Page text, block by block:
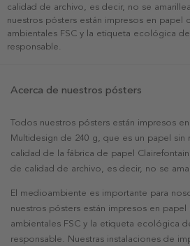
calidad de archivo, es decir, no se
nuestros pósters están impresos en papel
ambientales FSC y la etiqueta ecológica
responsable.
Acerca de nuestros pósters
Todos nuestros pósters están impresos
Multidesign de 240 g, que es un papel sin
calidad de la fábrica de papel
de calidad de archivo, es decir, no se
El medioambiente es importante para
nuestros pósters están impresos en
ambientales FSC y la etiqueta ecológica
responsable. Nuestras instalaciones de